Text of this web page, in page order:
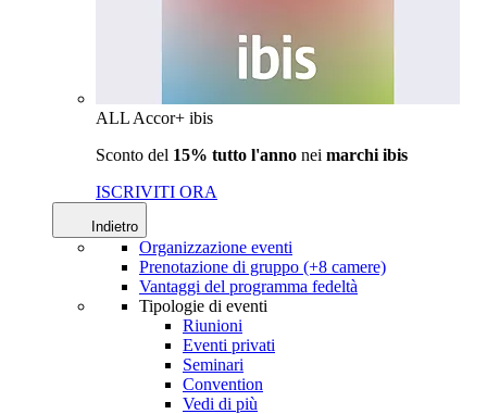
ALL Accor+ ibis
Sconto del 15% tutto l'anno nei marchi ibis
ISCRIVITI ORA
Indietro
Organizzazione eventi
Prenotazione di gruppo (+8 camere)
Vantaggi del programma fedeltà
Tipologie di eventi
Riunioni
Eventi privati
Seminari
Convention
Vedi di più